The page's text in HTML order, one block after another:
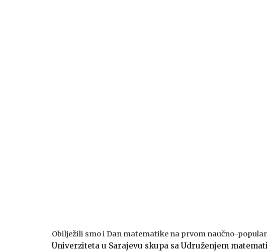
Obilježili smo i Dan matematike na prvom naučno-
Univerziteta u Sarajevu skupa sa Udruženjem